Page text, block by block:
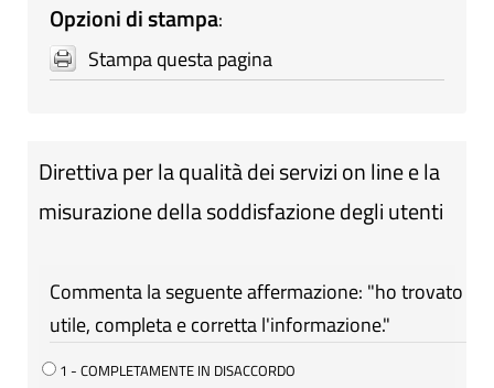
Opzioni di stampa:
Stampa questa pagina
Direttiva per la qualità dei servizi on line e la
misurazione della soddisfazione degli utenti
Commenta la seguente affermazione: "ho trovato
utile, completa e corretta l'informazione."
1 - COMPLETAMENTE IN DISACCORDO